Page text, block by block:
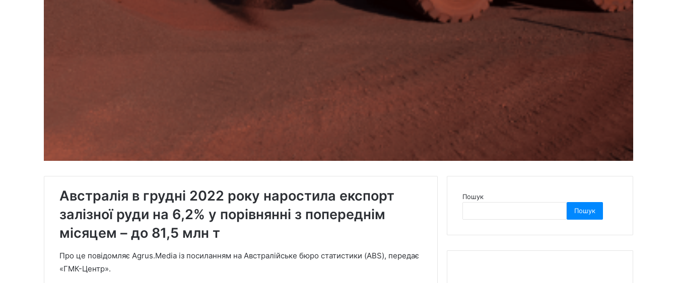
Австралія в грудні 2022 року наростила експорт
залізної руди на 6,2% у порівнянні з попереднім
місяцем – до 81,5 млн т
Про це повідомляє Agrus.Media із посиланням на Австралійське бюро статистики (ABS), передає
«ГМК-Центр».
Пошук
Пошук